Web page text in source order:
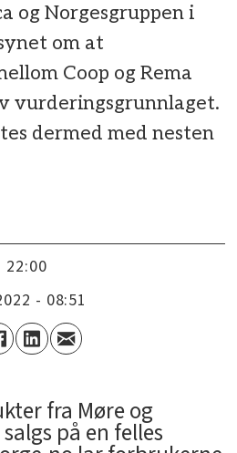
og Norgesgruppen i
om at
Coop og Rema
vurderingsgrunnlaget.
dermed med nesten
22:00
- 08:51
fra Møre og
på en felles